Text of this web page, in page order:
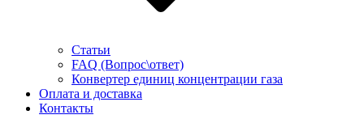
Статьи
FAQ (Вопрос\ответ)
Конвертер единиц концентрации газа
Оплата и доставка
Контакты